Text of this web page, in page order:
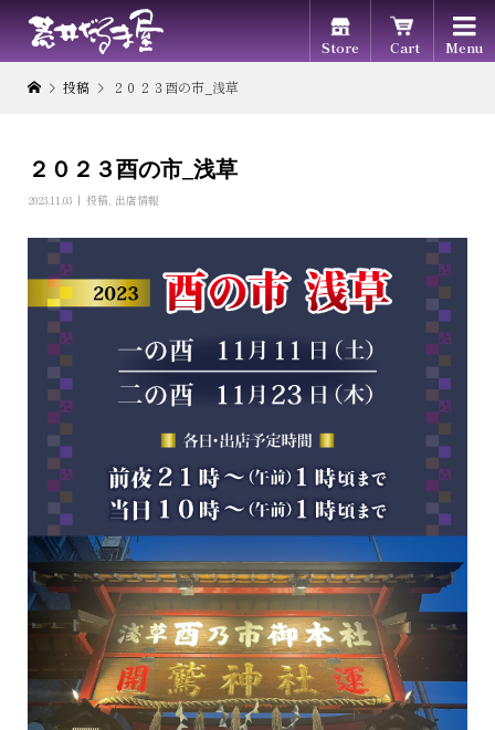
Store Cart

Menu
投稿 ２０２３酉の市_浅草
２０２３酉の市_浅草
2023.11.03 投稿 出店情報